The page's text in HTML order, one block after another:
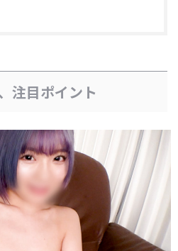
注目ポイント